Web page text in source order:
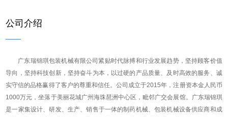
公司介绍
广东瑞锦琪包装机械有限公司紧贴时代脉搏和行业发展趋势，坚持顾客价值
导向，坚持科技创新，坚持奋斗为本，以过硬的产品质量、及时高效的服务、诚
实守信的品格赢得了客户的尊重和信任。公司成立于2015年，注册资本金人民币
1000万元，坐落于美丽花城广州海珠琶洲中心区，毗邻广交会展馆。广东瑞锦琪
是一家集设计、研发、生产、销售于一体的制药机械、包装机械设备供应商和成